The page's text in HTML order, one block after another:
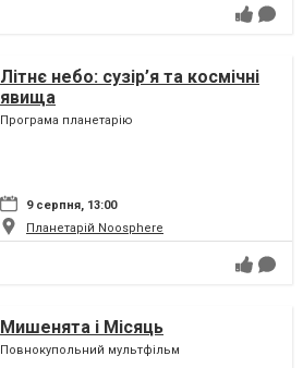
Літнє небо: сузір’я та космічні
явища
Програма планетарію
9 серпня, 13:00
Планетарій Noosphere
Мишенята і Місяць
Повнокупольний мультфільм